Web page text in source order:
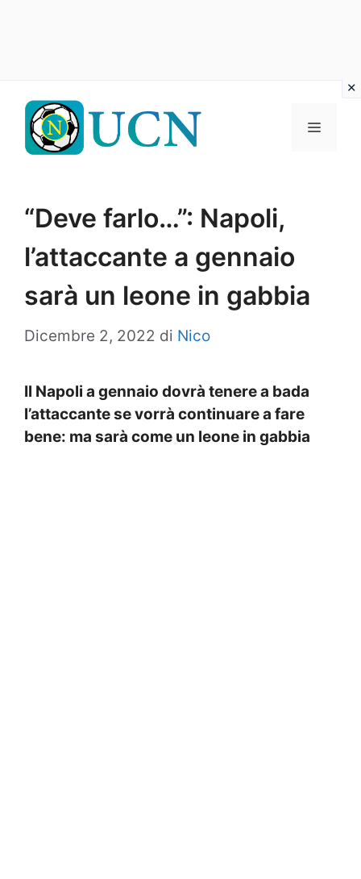
contenuto
Menu
“Deve farlo…”: Napoli,
l’attaccante a gennaio
sarà un leone in gabbia
Dicembre 2, 2022 di Nico
Il Napoli a gennaio dovrà tenere a bada
l’attaccante se vorrà continuare a fare
bene: ma sarà come un leone in gabbia